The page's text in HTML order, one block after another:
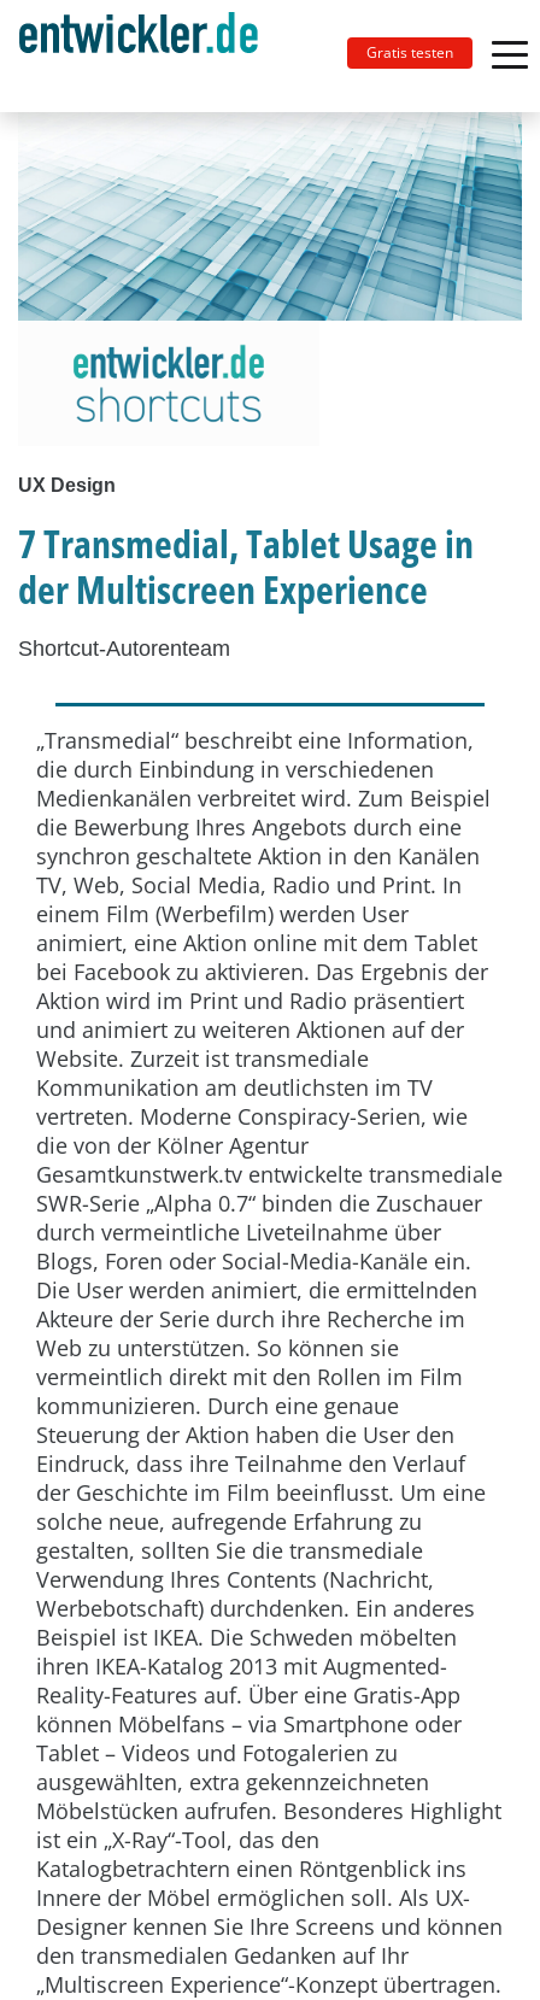
Gratis testen
UX Design
7 Transmedial, Tablet Usage in
der Multiscreen Experience
Shortcut-Autorenteam
„Transmedial“ beschreibt eine Information,
die durch Einbindung in verschiedenen
Medienkanälen verbreitet wird. Zum Beispiel
die Bewerbung Ihres Angebots durch eine
synchron geschaltete Aktion in den Kanälen
TV, Web, Social Media, Radio und Print. In
einem Film (Werbefilm) werden User
animiert, eine Aktion online mit dem Tablet
bei Facebook zu aktivieren. Das Ergebnis der
Aktion wird im Print und Radio präsentiert
und animiert zu weiteren Aktionen auf der
Website. Zurzeit ist transmediale
Kommunikation am deutlichsten im TV
vertreten. Moderne Conspiracy-Serien, wie
die von der Kölner Agentur
Gesamtkunstwerk.tv entwickelte transmediale
SWR-Serie „Alpha 0.7“ binden die Zuschauer
durch vermeintliche Liveteilnahme über
Blogs, Foren oder Social-Media-Kanäle ein.
Die User werden animiert, die ermittelnden
Akteure der Serie durch ihre Recherche im
Web zu unterstützen. So können sie
vermeintlich direkt mit den Rollen im Film
kommunizieren. Durch eine genaue
Steuerung der Aktion haben die User den
Eindruck, dass ihre Teilnahme den Verlauf
der Geschichte im Film beeinflusst. Um eine
solche neue, aufregende Erfahrung zu
gestalten, sollten Sie die transmediale
Verwendung Ihres Contents (Nachricht,
Werbebotschaft) durchdenken. Ein anderes
Beispiel ist IKEA. Die Schweden möbelten
ihren IKEA-Katalog 2013 mit Augmented-
Reality-Features auf. Über eine Gratis-App
können Möbelfans – via Smartphone oder
Tablet – Videos und Fotogalerien zu
ausgewählten, extra gekennzeichneten
Möbelstücken aufrufen. Besonderes Highlight
ist ein „X-Ray“-Tool, das den
Katalogbetrachtern einen Röntgenblick ins
Innere der Möbel ermöglichen soll. Als UX-
Designer kennen Sie Ihre Screens und können
den transmedialen Gedanken auf Ihr
„Multiscreen Experience“-Konzept übertragen.